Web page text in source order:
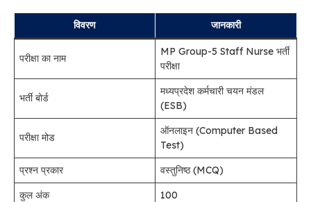
विवरण जानकारी
परीक्षा का नाम
MP Group-5 Staff Nurse भर्ती
परीक्षा
भर्ती बोर्ड
मध्यप्रदेश कर्मचारी चयन मंडल
(ESB)
परीक्षा मोड
ऑनलाइन (Computer Based
Test)
प्रश्न प्रकार
वस्तुनिष्ठ (MCQ)
कुल अंक
100